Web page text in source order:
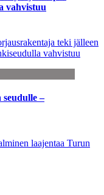
vahvistuu
teki jälleen
vahvistuu
–
laajentaa Turun